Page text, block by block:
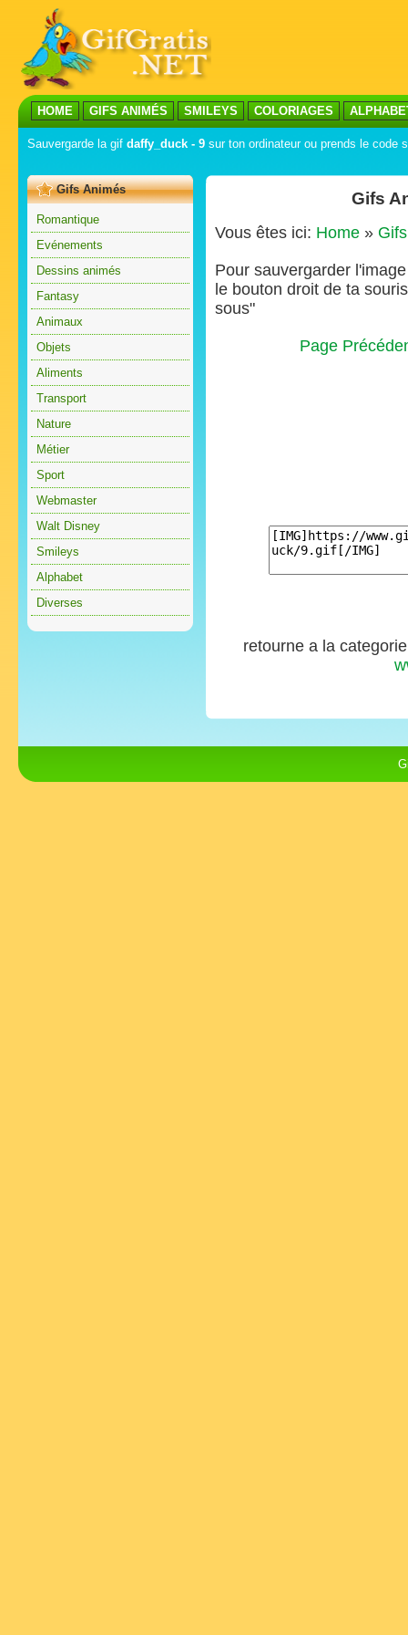
HOME GIFS ANIMÉS SMILEYS COLORIAGES
Sauvergarde la gif daffy_duck - 9 sur ton ordinateur ou prends le code
Gifs Animés
Romantique
Evénements
Dessins animés
Fantasy
Animaux
Objets
Aliments
Transport
Nature
Métier
Sport
Webmaster
Walt Disney
Smileys
Alphabet
Diverses
Gifs
Vous êtes ici: Home »
Pour sauvergarder
le bouton droit de ta
sous"
Page
retourne a la